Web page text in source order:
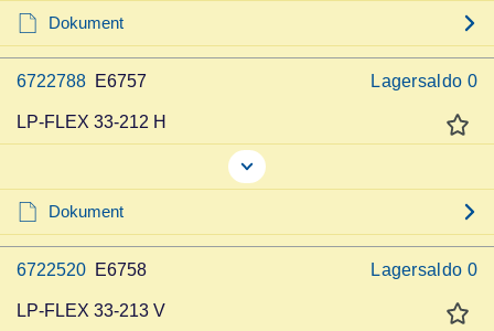
Dokument
6722788 E6757 Lagersaldo 0
LP-FLEX 33-212 H
Dokument
6722520 E6758 Lagersaldo 0
LP-FLEX 33-213 V